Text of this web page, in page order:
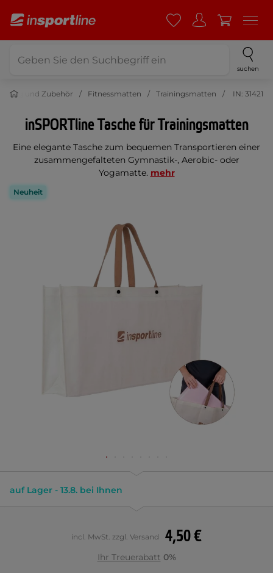
suchen
und Zubehör Fitnessmatten Trainingsmatten IN: 31421
inSPORTline Tasche für Trainingsmatten
Eine elegante Tasche zum bequemen Transportieren einer
zusammengefalteten Gymnastik-, Aerobic- oder
Yogamatte. mehr
Neuheit
auf Lager - 13.8. bei Ihnen
4,50 €
incl. MwSt. zzgl. Versand
Ihr Treuerabatt 0%